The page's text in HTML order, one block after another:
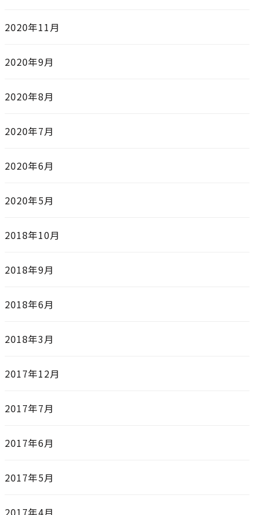
2020年11月
2020年9月
2020年8月
2020年7月
2020年6月
2020年5月
2018年10月
2018年9月
2018年6月
2018年3月
2017年12月
2017年7月
2017年6月
2017年5月
2017年4月